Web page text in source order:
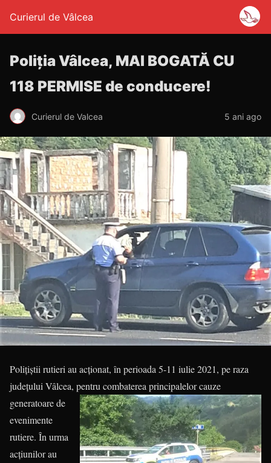
Curierul de Vâlcea
Poliția Vâlcea, MAI BOGATĂ CU
118 PERMISE de conducere!
Curierul de Valcea 5 ani ago
Polițiștii rutieri au acționat, în perioada 5-11 iulie 2021, pe raza
județului Vâlcea, pentru combaterea principalelor cauze
generatoare de
evenimente
rutiere. În urma
acțiunilor au